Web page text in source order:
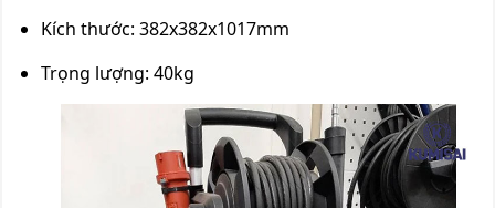
Kích thước: 382x382x1017mm
Trọng lượng: 40kg